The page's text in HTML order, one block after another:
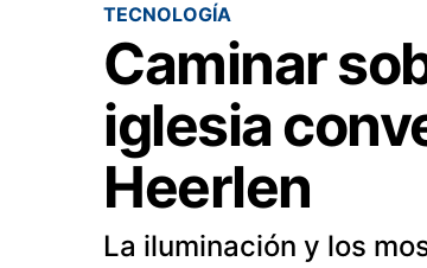
TECNOLOGÍA
Caminar
iglesia
Heerlen
La iluminación y los